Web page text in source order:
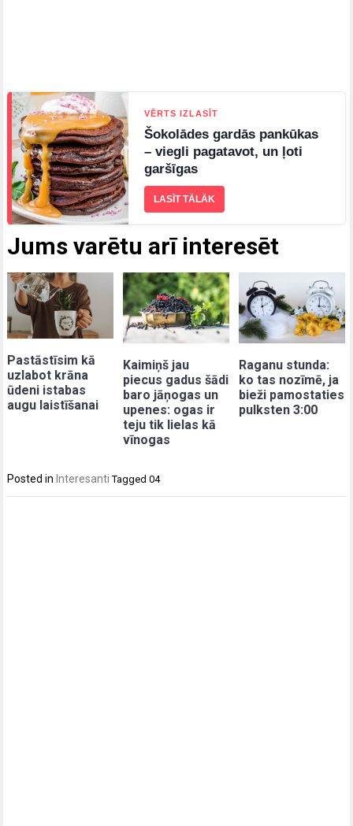
Jums varētu arī interesēt
Pastāstīsim kā
uzlabot krāna
ūdeni istabas
augu laistīšanai
Kaimiņš jau
piecus gadus šādi
baro jāņogas un
upenes: ogas ir
teju tik lielas kā
vīnogas
Raganu stunda:
ko tas nozīmē, ja
bieži pamostaties
pulksten 3:00
VĒRTS IZLASĪT
Šokolādes gardās pankūkas
– viegli pagatavot, un ļoti
garšīgas
LASĪT TĀLĀK
Posted in Interesanti Tagged04